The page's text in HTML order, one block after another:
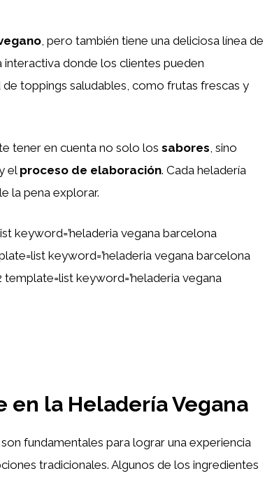
, pero también tiene una deliciosa línea de
donde los clientes pueden
toppings saludables, como frutas frescas y
tener en cuenta no solo los sabores, sino
elproceso de elaboración. Cada heladería
la pena explorar.
keyword=’heladeria vegana barcelona
keyword=’heladeria vegana barcelona
keyword=’heladeria vegana
en la Heladería Vegana
son fundamentales para lograr una experiencia
tradicionales. Algunos de los ingredientes